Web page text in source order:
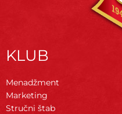
KLUB
Menadžment
Marketing
Stručni štab